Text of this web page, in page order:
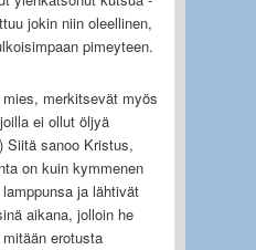
jokin niin oleellinen,
pimeyteen.
merkitsevät myös
ei ollut öljyä
Siitä sanoo Kristus,
on kuin kymmenen
ja lähtivät
aikana, jolloin he
erotusta